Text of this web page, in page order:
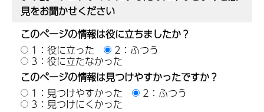
見をお聞かせください
このページの情報は役に立ちましたか？
1：役に立った
2：ふつう
3：役に立たなかった
このページの情報は見つけやすかったですか？
1：見つけやすかった
2：ふつう
3：見つけにくかった